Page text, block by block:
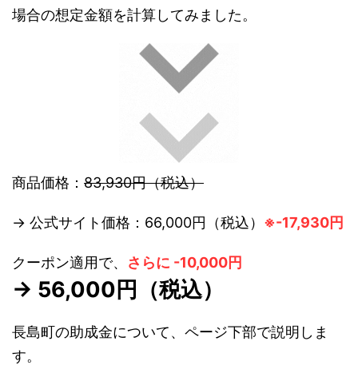
場合の想定金額を計算してみました。
商品価格： 83,930円（税込）
→ 公式サイト価格：66,000円（税込） ※-17,930円
クーポン適用で、 さらに -10,000円
→ 56,000円（税込）
長島町の助成金について、ページ下部で説明しま
す。